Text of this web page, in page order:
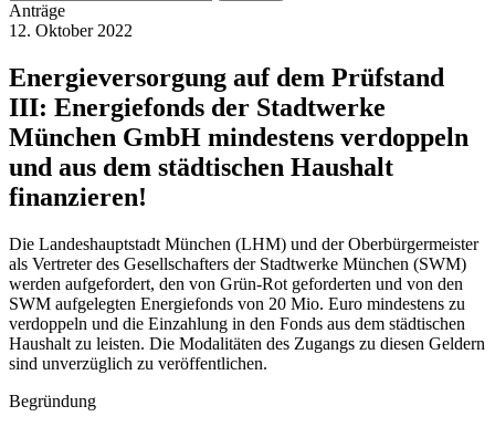
Anträge
12. Oktober 2022
Energieversorgung auf dem Prüfstand
III: Energiefonds der Stadtwerke
München GmbH mindestens verdoppeln
und aus dem städtischen Haushalt
finanzieren!
Die Landeshauptstadt München (LHM) und der Oberbürgermeister
als Vertreter des Gesellschafters der Stadtwerke München (SWM)
werden aufgefordert, den von Grün-Rot geforderten und von den
SWM aufgelegten Energiefonds von 20 Mio. Euro mindestens zu
verdoppeln und die Einzahlung in den Fonds aus dem städtischen
Haushalt zu leisten. Die Modalitäten des Zugangs zu diesen Geldern
sind unverzüglich zu veröffentlichen.
Begründung